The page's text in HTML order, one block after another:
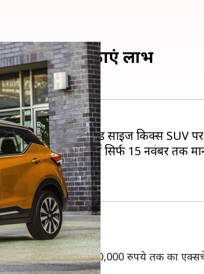
पर उठाएं लाभ
भारत में अपनी मिड साइज किक्स SUV
जा रहे सभी ऑफर्स सिर्फ 15 नवंबर तक
मिल रहा है। इसमें 40,000 रुपये तक का